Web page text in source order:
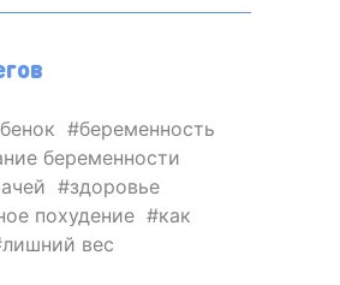
беременность
беременности
здоровье
похудение
как
лишний вес